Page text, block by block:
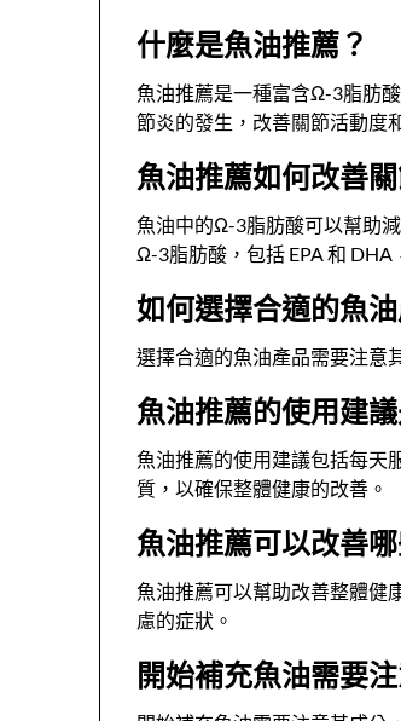
什麼是魚油推薦？
魚油推薦是一種富含Ω-3脂肪
節炎的發生，改善關節活動度
魚油推薦如何改善
魚油中的Ω-3脂肪酸可以幫助
Ω-3脂肪酸，包括 EPA 和 DHA
如何選擇合適的魚油
選擇合適的魚油產品需要注意
魚油推薦的使用建
魚油推薦的使用建議包括每天
質，以確保整體健康的改善。
魚油推薦可以改善
魚油推薦可以幫助改善整體健
慮的症狀。
開始補充魚油需要